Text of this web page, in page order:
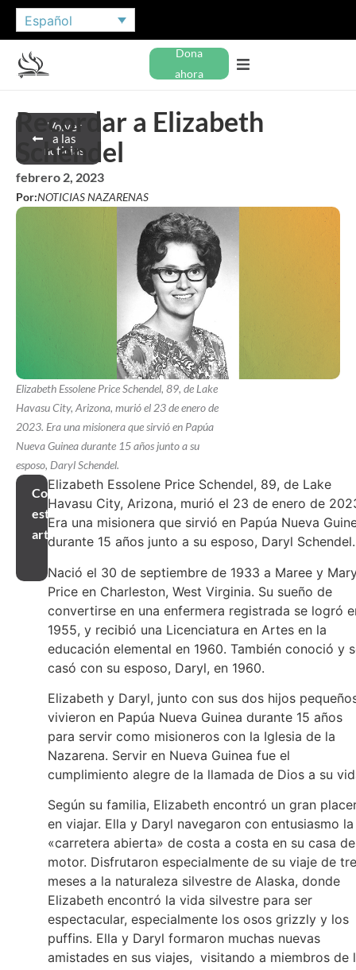
Español
Dona
ahora
Volver
a las
noticias
Recordar a Elizabeth
Schendel
febrero 2, 2023
Por:NOTICIAS NAZARENAS
Elizabeth Essolene Price Schendel, 89, de Lake
Havasu City, Arizona, murió el 23 de enero de
2023. Era una misionera que sirvió en Papúa
Nueva Guinea durante 15 años junto a su
esposo, Daryl Schendel.
Compartir
este
artículo
Elizabeth Essolene Price Schendel, 89, de Lake
Havasu City, Arizona, murió el 23 de enero de
Era una misionera que sirvió en Papúa Nueva
durante 15 años junto a su esposo, Daryl Schendel.
Nació el 30 de septiembre de 1933 a Maree y
Price en Charleston, West Virginia. Su sueño de
convertirse en una enfermera registrada se logró
1955, y recibió una Licenciatura en Artes en la
educación elemental en 1960. También conoció y
casó con su esposo, Daryl, en 1960.
Elizabeth y Daryl, junto con sus dos hijos
vivieron en Papúa Nueva Guinea durante 15 años
para servir como misioneros con la Iglesia de la
Nazarena. Servir en Nueva Guinea fue el
cumplimiento alegre de la llamada de Dios a su
Según su familia, Elizabeth encontró un gran
en viajar. Ella y Daryl navegaron con entusiasmo la
«carretera abierta» de costa a costa en su casa de
motor. Disfrutaron especialmente de su viaje de
meses a la naturaleza silvestre de Alaska, donde
Elizabeth encontró la vida silvestre para ser
espectacular, especialmente los osos grizzly y los
puffins. Ella y Daryl formaron muchas nuevas
amistades en sus viajes, visitando a miembros de